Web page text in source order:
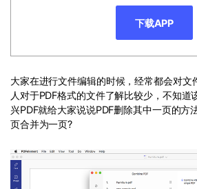
PDF批量工具
PDF提取页面
PDF页面调整
产品资讯
01.热门软件
02.转换PDF
03.编辑PDF
下载APP
大家在进行文件编辑的时候，经常都会对文
人对于PDF格式的文件了解比较少，不知道
兴PDF就给大家说说PDF删除其中一页的方
页合并为一页?